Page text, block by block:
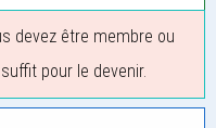
devez être membre ou
pour le devenir.